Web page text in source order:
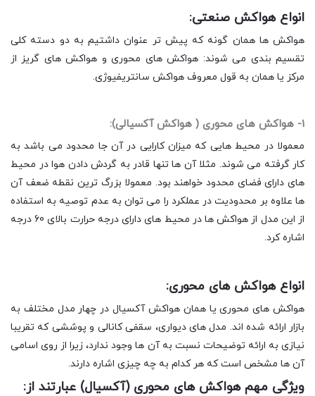
انواع هواکش صنعتی:
هواکش ها همان گونه که پیش تر عنوان داشتیم به دو دسته کلی
تقسیم بندی می شوند: هواکش های محوری و هواکش های گریز از
مرکز یا همان به قول معروف هواکش سانتریفیوژی.
1- هواکش های محوری ( هواکش آکسیالی):
معمولا در محیط هایی که میزان کارایی در آن جا محدود می باشد به
کار گرفته می شوند. مثلا آن ها تنها قادر به گردش دادن هوا در محیط
های دارای فضای محدود خواهند بود. معمولا بزرگ ترین نقطه ضعف آن
ها علاوه بر محدودیت در عملکرد را می توان به عدم توصیه به استفاده
از این مدل از هواکش ها در محیط های دارای درجه حرارت بالای 60 درجه
اشاره کرد.
انواع هواکش های محوری:
هواکش های محوری یا همان هواکش آکسیال در چهار مدل مختلف به
بازار ارائه شده اند. مدل های دیواری، سقفی کانالی و پوششی که تقریبا
نیازی به ارائه توضیحات نسبت به آن ها وجود ندارد، زیرا از روی اسامی
آن ها مشخص است که هر کدام به چه چیزی اشاره دارند.
ویژگی مهم هواکش های محوری (آکسیال) عبارتند از: